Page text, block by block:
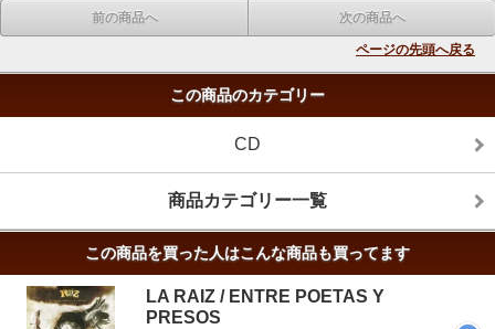
前の商品へ 次の商品へ
ページの先頭へ戻る
この商品のカテゴリー
CD
商品カテゴリー一覧
この商品を買った人はこんな商品も買ってます
LA RAIZ / ENTRE POETAS Y
PRESOS